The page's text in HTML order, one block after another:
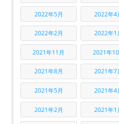
2022年5月 2022年4
2022年2月 2022年1
2021年11月 2021年
2021年8月 2021年7
2021年5月 2021年4
2021年2月 2021年1